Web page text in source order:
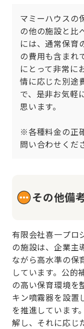
マミーハウスの
の他の施設と比
には、通常保育
の費用も含まれ
にとって非常に
情に応じた別途
で、是非お気軽
思います。
※各種料金の正
問い合わせくだ
その他備
有限会社喜一プロ
の施設は、企業主
ながら高水準の保
しています。公的
の高い保育環境を
キン噴霧器を設置
を推進しています
解し、それに応じ